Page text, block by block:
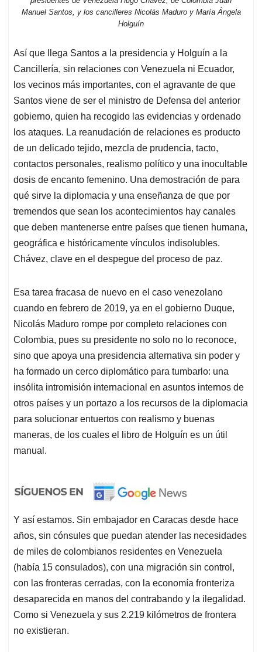
Manuel Santos, y los cancilleres Nicolás Maduro y María Ángela
Holguín
Así que llega Santos a la presidencia y Holguín a la
Cancillería, sin relaciones con Venezuela ni Ecuador,
los vecinos más importantes, con el agravante de que
Santos viene de ser el ministro de Defensa del anterior
gobierno, quien ha recogido las evidencias y ordenado
los ataques. La reanudación de relaciones es producto
de un delicado tejido, mezcla de prudencia, tacto,
contactos personales, realismo político y una inocultable
dosis de encanto femenino. Una demostración de para
qué sirve la diplomacia y una enseñanza de que por
tremendos que sean los acontecimientos hay canales
que deben mantenerse entre países que tienen humana,
geográfica e históricamente vínculos indisolubles.
Chávez, clave en el despegue del proceso de paz.
Esa tarea fracasa de nuevo en el caso venezolano
cuando en febrero de 2019, ya en el gobierno Duque,
Nicolás Maduro rompe por completo relaciones con
Colombia, pues su presidente no solo no lo reconoce,
sino que apoya una presidencia alternativa sin poder y
ha formado un cerco diplomático para tumbarlo: una
insólita intromisión internacional en asuntos internos de
otros países y un portazo a los recursos de la diplomacia
para solucionar entuertos con realismo y buenas
maneras, de los cuales el libro de Holguín es un útil
manual.
Y así estamos. Sin embajador en Caracas desde hace
años, sin cónsules que puedan atender las necesidades
de miles de colombianos residentes en Venezuela
(había 15 consulados), con una migración sin control,
con las fronteras cerradas, con la economía fronteriza
desaparecida en manos del contrabando y la ilegalidad.
Como si Venezuela y sus 2.219 kilómetros de frontera
no existieran.